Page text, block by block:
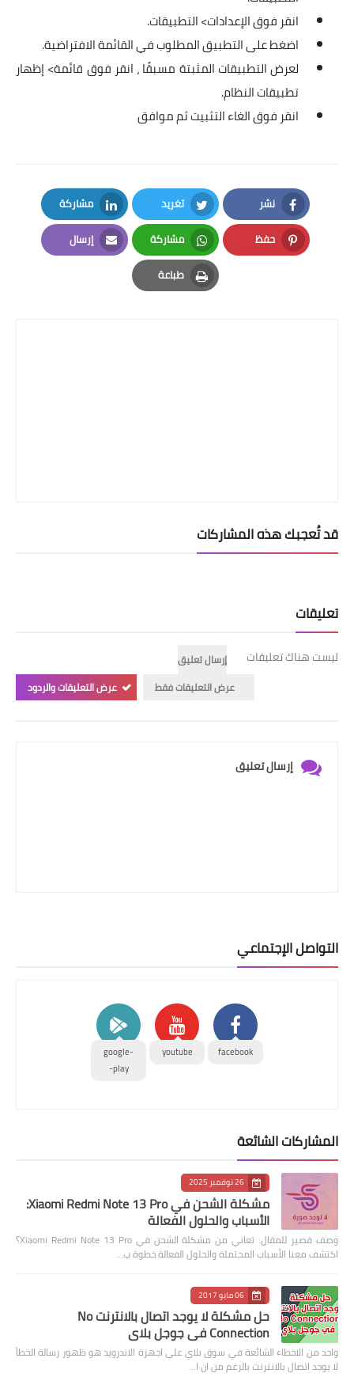
انقر فوق الإعدادات> التطبيقات.
اضغط على التطبيق المطلوب في القائمة الافتراضية.
لعرض التطبيقات المثبتة مسبقًا ، انقر فوق قائمة> إظهار
تطبيقات النظام.
انقر فوق الغاء التثبيت ثم موافق
نشر
Facebook
تغريد
Twitter
مشاركة
LinkedIn
حفظ
Pinterest
مشاركة
Whatsapp
إرسال
Email
طباعة
Print
قد تُعجبك هذه المشاركات
تعليقات
ليست هناك تعليقات
إرسال تعليق
عرض التعليقات فقط
عرض التعليقات والردود
إرسال تعليق
التواصل الإجتماعي
facebook
youtube
google-
play-
المشاركات الشائعة
26 نوفمبر 2025
مشكلة الشحن في Xiaomi Redmi Note 13 Pro:
الأسباب والحلول الفعالة
وصف قصير للمقال: تعاني من مشكلة الشحن في Xiaomi Redmi Note 13 Pro؟
اكتشف معنا الأسباب المحتملة والحلول الفعالة خطوة ب…
06 مايو 2017
حل مشكلة لا يوجد اتصال بالانترنت No
Connection في جوجل بلاي
واحد من الاخطاء الشائعة في سوق بلاي على اجهزة الاندرويد هو ظهور رسالة الخطأ
لا يوجد اتصال بالانترنت بالرغم من ان ا…